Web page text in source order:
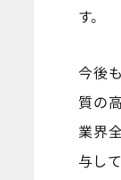
す。
今後
質の
業界
与し